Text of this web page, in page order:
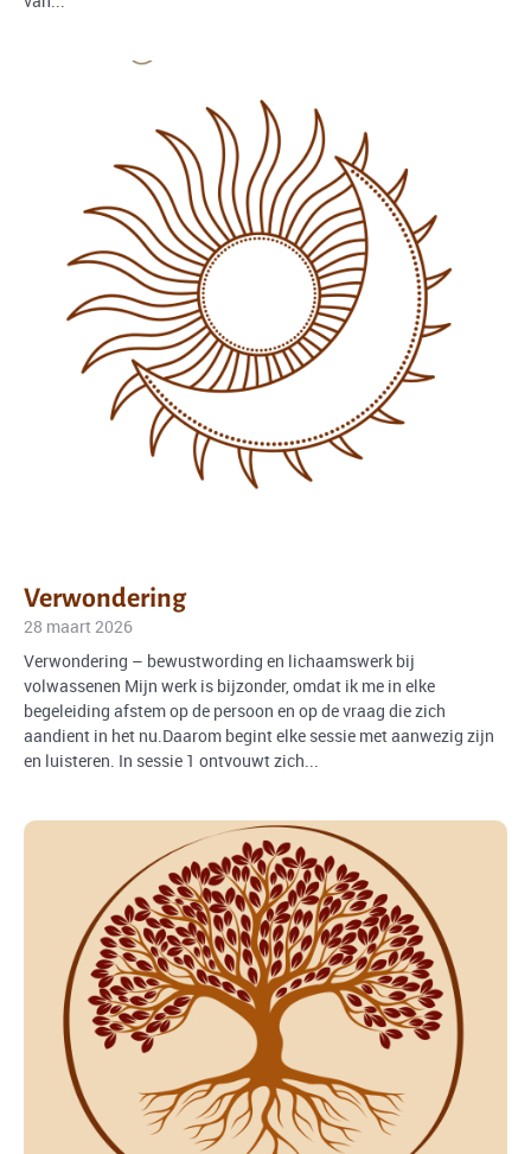
Verwondering
28 maart 2026
Verwondering – bewustwording en lichaamswerk bij
volwassenen Mijn werk is bijzonder, omdat ik me in elke
begeleiding afstem op de persoon en op de vraag die zich
aandient in het nu.Daarom begint elke sessie met aanwezig zijn
en luisteren. In sessie 1 ontvouwt zich...